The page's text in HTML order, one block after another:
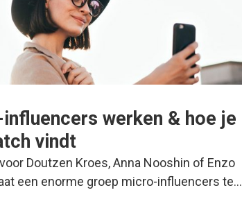
werken & hoe je
vindt
Doutzen Kroes, Anna Nooshin of Enzo
een enorme groep micro-influencers te…